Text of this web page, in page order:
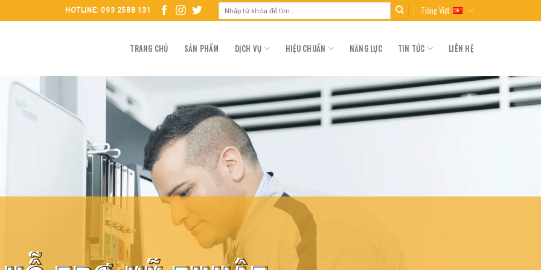
HOTLINE: 093 2588 131 Tiếng Việt
TRANG CHỦ SẢN PHẨM DỊCH VỤ HIỆU CHUẨN NĂNG LỰC TIN TỨC LIÊN HỆ